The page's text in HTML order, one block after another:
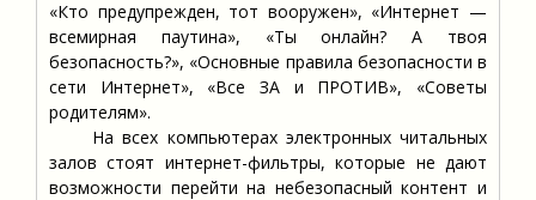
«Кто предупрежден, тот вооружен», «Интернет —
всемирная паутина», «Ты онлайн? А твоя
безопасность?», «Основные правила безопасности в
сети Интернет», «Все ЗА и ПРОТИВ», «Советы
родителям».
На всех компьютерах электронных читальных
залов стоят интернет-фильтры, которые не дают
возможности перейти на небезопасный контент и